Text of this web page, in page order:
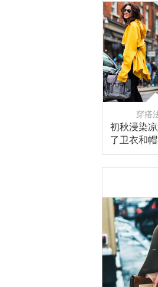
穿搭
初秋浸染
了卫衣和
时